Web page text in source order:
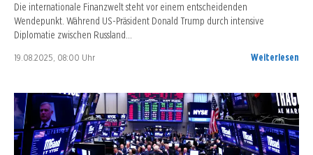
Die internationale Finanzwelt steht vor einem entscheidenden
Wendepunkt. Während US-Präsident Donald Trump durch intensive
Diplomatie zwischen Russland…
19.08.2025, 08:00 Uhr Weiterlesen